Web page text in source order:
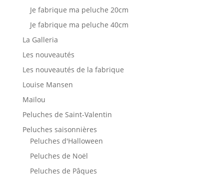
Je fabrique ma peluche 20cm
Je fabrique ma peluche 40cm
La Galleria
Les nouveautés
Les nouveautés de la fabrique
Louise Mansen
Maïlou
Peluches de Saint-Valentin
Peluches saisonnières
Peluches d'Halloween
Peluches de Noël
Peluches de Pâques